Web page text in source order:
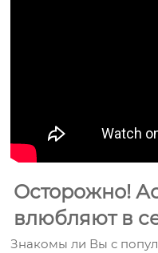
Осторожно!
влюбляют в
Знакомы ли Вы с